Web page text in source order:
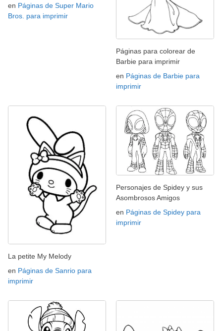
en Páginas de Super Mario
Bros. para imprimir
Páginas para colorear de
Barbie para imprimir
en Páginas de Barbie para
imprimir
La petite My Melody
en Páginas de Sanrio para
imprimir
Personajes de Spidey y sus
Asombrosos Amigos
en Páginas de Spidey para
imprimir